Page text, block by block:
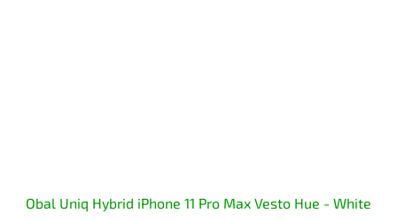
Obal Uniq Hybrid iPhone 11 Pro Max Vesto Hue - White